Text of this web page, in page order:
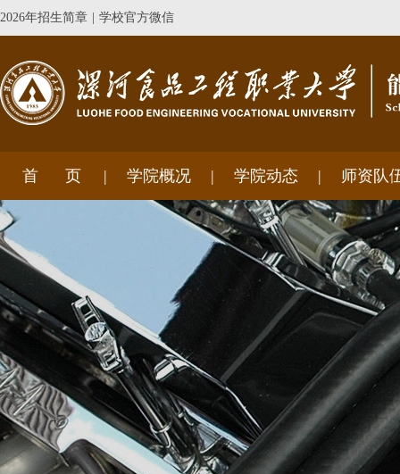
2026年招生简章 学校官方微信
首 页 学院概况 学院动态 师资队